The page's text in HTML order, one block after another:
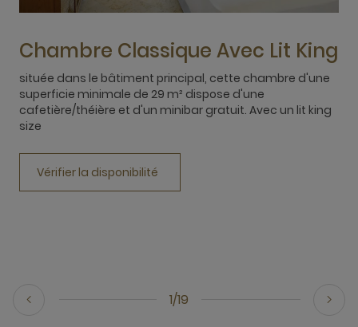
1/19
Chambre Classique Avec Lit King
située dans le bâtiment principal, cette chambre d'une
superficie minimale de 29 m² dispose d'une
cafetière/théière et d'un minibar gratuit. Avec un lit king
size
Vérifier la disponibilité